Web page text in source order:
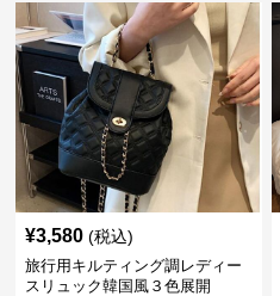
¥3,580 (税込)
旅行用キルティング調レディー
スリュック韓国風３色展開